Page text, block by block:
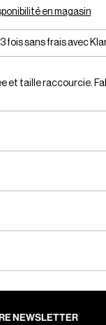
en magasin
3 fois sans frais avec
et taille raccourcie.
NEWSLETTER